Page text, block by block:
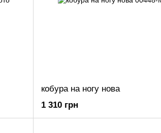
кобура на ногу нова
1 310 грн